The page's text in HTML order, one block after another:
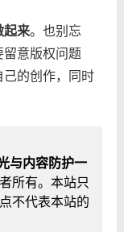
起来​​。也别忘
意版权问题
己的创作，同时
与内容防护一
所有。本站只
不代表本站的